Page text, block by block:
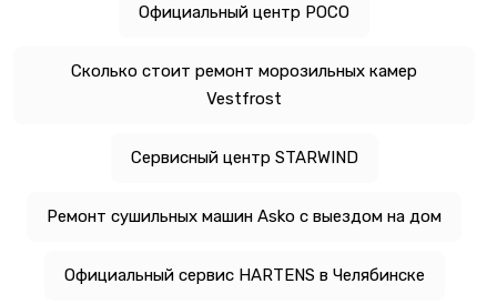
Официальный центр POCO
Сколько стоит ремонт морозильных камер
Vestfrost
Сервисный центр STARWIND
Ремонт сушильных машин Asko с выездом на дом
Официальный сервис HARTENS в Челябинске